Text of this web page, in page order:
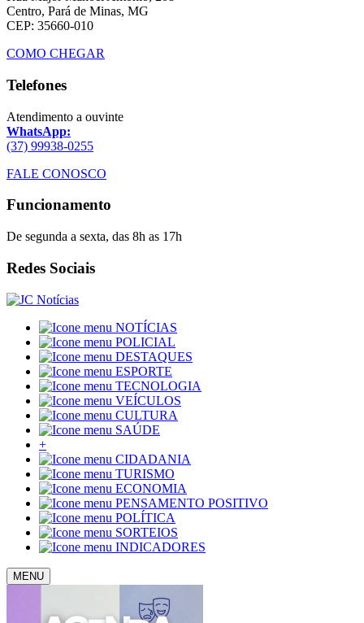
Centro, Pará de Minas, MG
CEP: 35660-010
COMO CHEGAR
Telefones
Atendimento a ouvinte
WhatsApp:
(37) 99938-0255
FALE CONOSCO
Funcionamento
De segunda a sexta, das 8h as 17h
Redes Sociais
NOTÍCIAS
POLICIAL
DESTAQUES
ESPORTE
TECNOLOGIA
VEÍCULOS
CULTURA
SAÚDE
+
CIDADANIA
TURISMO
ECONOMIA
PENSAMENTO POSITIVO
POLÍTICA
SORTEIOS
INDICADORES
MENU